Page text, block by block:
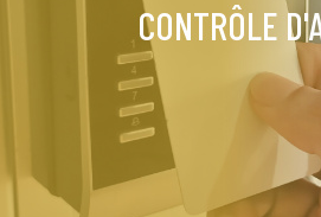
CONTRÔLE